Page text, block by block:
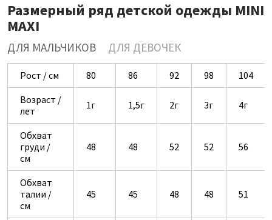
Размерный ряд детской одежды MINI
MAXI
ДЛЯ МАЛЬЧИКОВ ДЛЯ ДЕВОЧЕК
Рост / см 80 86 92 98
104
Возраст /
лет
1г 1,5г 2г 3г 4г
Обхват
груди /
см
48 48 52 52 56
Обхват
талии /
см
45 45 48 48 51